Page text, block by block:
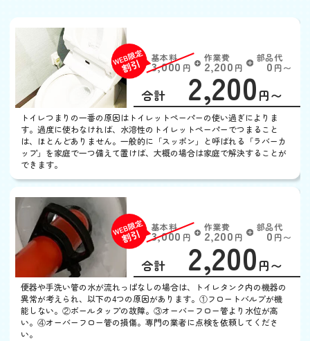
基本料
3,000 円 W
EB
限
定
割
引
作業費
2,200 円
部品代
0円〜
合計 2,200 円〜
トイレつまりの一番の原因はトイレットペーパーの使い過ぎによりま
す。過度に使わなければ、水溶性のトイレットペーパーでつまること
は、ほとんどありません。一般的に「スッポン」と呼ばれる「ラバーカ
ップ」を家庭で一つ備えて置けば、大概の場合は家庭で解決することが
できます。
基本料
3,000 円 W
EB
限
定
割
引
作業費
2,200 円
部品代
0円〜
合計 2,200 円〜
便器や手洗い管の水が流れっぱなしの場合は、トイレタンク内の機器の
異常が考えられ、以下の4つの原因があります。①フロートバルブが機
能しない。②ボールタップの故障。③オーバーフロー管より水位が高
い。④オーバーフロー管の損傷。専門の業者に点検を依頼してくださ
い。